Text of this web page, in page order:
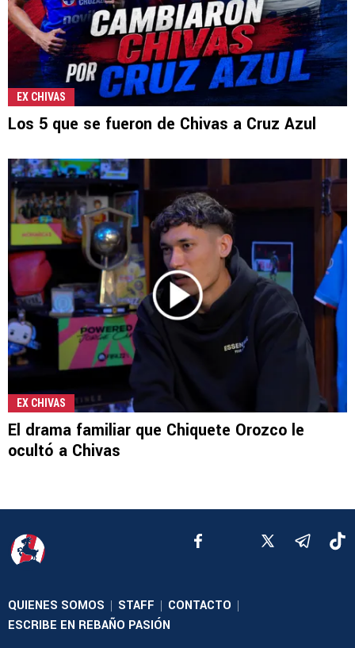
EX CHIVAS
Los 5 que se fueron de Chivas a Cruz Azul
EX CHIVAS
El drama familiar que Chiquete Orozco le
ocultó a Chivas
QUIENES SOMOS | STAFF | CONTACTO |
ESCRIBE EN REBAÑO PASIÓN